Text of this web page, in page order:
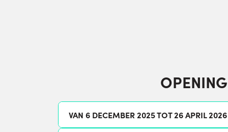
OPENING
VAN 6 DECEMBER 2025 TOT 26 APRIL 2026